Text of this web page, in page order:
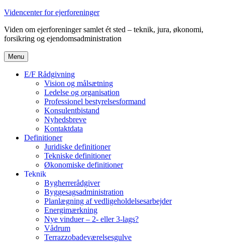
Videre
indhold
Videncenter for ejerforeninger
Viden om ejerforeninger samlet ét sted – teknik, jura, økonomi,
forsikring og ejendomsadministration
Menu
E/F Rådgivning
Vision og målsætning
Ledelse og organisation
Professionel bestyrelsesformand
Konsulentbistand
Nyhedsbreve
Kontaktdata
Definitioner
Juridiske definitioner
Tekniske definitioner
Økonomiske definitioner
Teknik
Bygherrerådgiver
Byggesagsadministration
Planlægning af vedligeholdelsesarbejder
Energimærkning
Nye vinduer – 2- eller 3-lags?
Vådrum
Terrazzobadeværelsesgulve